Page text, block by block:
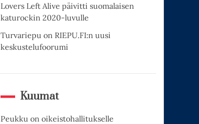
Lovers Left Alive päivitti suomalaisen
katurockin 2020-luvulle
Turvariepu on RIEPU.FI:n uusi
keskustelufoorumi
Kuumat
Peukku on oikeistohallitukselle